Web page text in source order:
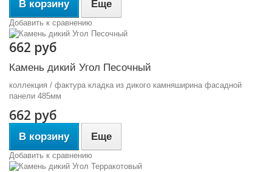
В корзину Еще
Добавить к сравнению
662 руб
Камень дикий Угол Песочный
коллекция / фактура кладка из дикого камняширина фасадной
панели 485мм
662 руб
В корзину Еще
Добавить к сравнению